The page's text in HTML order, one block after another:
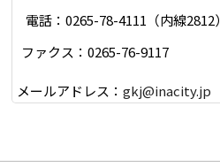
電話：0265-78-4111（内線2812）
ファクス：0265-76-9117
メールアドレス：gkj@inacity.jp